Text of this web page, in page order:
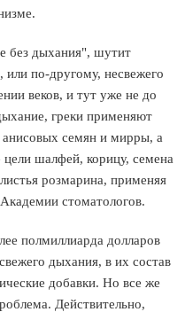
без дыхания", шутит
или по-другому, несвежего
веков, и тут уже не до
греки применяют
семян и мирры, а
шалфей, корицу, семена
розмарина, применяя
стоматологов.
полмиллиарда долларов
дыхания, в их состав
добавки. Но все же
Действительно,